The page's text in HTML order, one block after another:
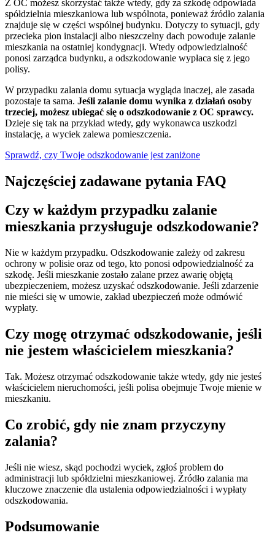
Z OC możesz skorzystać także wtedy, gdy za szkodę odpowiada
spółdzielnia mieszkaniowa lub wspólnota, ponieważ źródło zalania
znajduje się w części wspólnej budynku. Dotyczy to sytuacji, gdy
przecieka pion instalacji albo nieszczelny dach powoduje zalanie
mieszkania na ostatniej kondygnacji. Wtedy odpowiedzialność
ponosi zarządca budynku, a odszkodowanie wypłaca się z jego
polisy.
W przypadku zalania domu sytuacja wygląda inaczej, ale zasada
pozostaje ta sama. Jeśli zalanie domu wynika z działań osoby
trzeciej, możesz ubiegać się o odszkodowanie z OC sprawcy.
Dzieje się tak na przykład wtedy, gdy wykonawca uszkodzi
instalację, a wyciek zalewa pomieszczenia.
Sprawdź, czy Twoje odszkodowanie jest zaniżone
Najczęściej zadawane pytania FAQ
Czy w każdym przypadku zalanie
mieszkania przysługuje odszkodowanie?
Nie w każdym przypadku. Odszkodowanie zależy od zakresu
ochrony w polisie oraz od tego, kto ponosi odpowiedzialność za
szkodę. Jeśli mieszkanie zostało zalane przez awarię objętą
ubezpieczeniem, możesz uzyskać odszkodowanie. Jeśli zdarzenie
nie mieści się w umowie, zakład ubezpieczeń może odmówić
wypłaty.
Czy mogę otrzymać odszkodowanie, jeśli
nie jestem właścicielem mieszkania?
Tak. Możesz otrzymać odszkodowanie także wtedy, gdy nie jesteś
właścicielem nieruchomości, jeśli polisa obejmuje Twoje mienie w
mieszkaniu.
Co zrobić, gdy nie znam przyczyny
zalania?
Jeśli nie wiesz, skąd pochodzi wyciek, zgłoś problem do
administracji lub spółdzielni mieszkaniowej. Źródło zalania ma
kluczowe znaczenie dla ustalenia odpowiedzialności i wypłaty
odszkodowania.
Podsumowanie